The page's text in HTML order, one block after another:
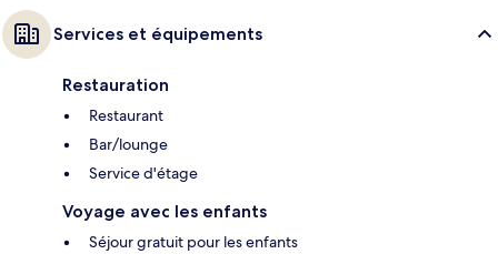
Services et équipements
Restauration
Restaurant
Bar/lounge
Service d'étage
Voyage avec les enfants
Séjour gratuit pour les enfants